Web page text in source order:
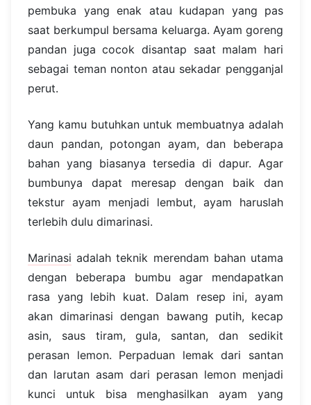
pembuka yang enak atau kudapan yang pas
saat berkumpul bersama keluarga. Ayam goreng
pandan juga cocok disantap saat malam hari
sebagai teman nonton atau sekadar pengganjal
perut.
Yang kamu butuhkan untuk membuatnya adalah
daun pandan, potongan ayam, dan beberapa
bahan yang biasanya tersedia di dapur. Agar
bumbunya dapat meresap dengan baik dan
tekstur ayam menjadi lembut, ayam haruslah
terlebih dulu dimarinasi.
Marinasi adalah teknik merendam bahan utama
dengan beberapa bumbu agar mendapatkan
rasa yang lebih kuat. Dalam resep ini, ayam
akan dimarinasi dengan bawang putih, kecap
asin, saus tiram, gula, santan, dan sedikit
perasan lemon. Perpaduan lemak dari santan
dan larutan asam dari perasan lemon menjadi
kunci untuk bisa menghasilkan ayam yang